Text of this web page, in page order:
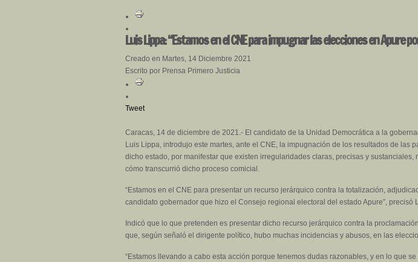
Luis Lippa: “Estamos en el CNE para impugnar las elecciones en
Creado en Martes, 14 Diciembre 2021
Escrito por Prensa Primero Justicia
Tweet
Caracas, 14 de diciembre de 2021.- El candidato de la Unidad Democrática a la
Luis Lippa, introdujo este martes, ante el CNE, la impugnación de los resultados de las
dicho estado, por manifestar que existen irregularidades claras, precisas y sustanciales,
cómo transcurrió dicho proceso comicial.
“Estamos en el CNE para presentar un recurso jerárquico contra la totalización,
candidato gobernador que hizo el Consejo regional electoral del estado Apure”, precisó
Indicó que lo que pretenden es presentar dicho recurso jerárquico contra la
que, según señaló el dirigente político, hubo muchas incidencias y abusos, en las
“Estamos llevando a cabo esta acción porque tenemos dudas razonables, y en lo que